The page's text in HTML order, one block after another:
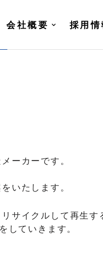
会社概要 採用情
あべ
ーカーです。
いたします。
サイクルして再生す
していきます。